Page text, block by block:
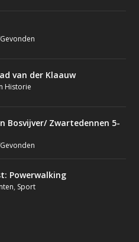
van der Klaauw
Historie
Bosvijver/ Zwartedennen 5-
Powerwalking
, Sport